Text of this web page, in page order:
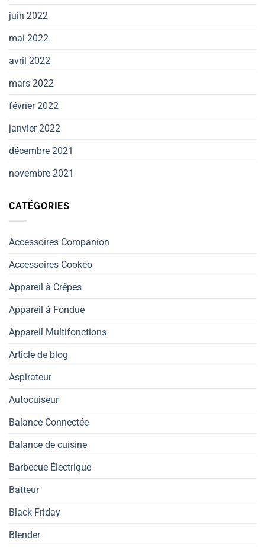
juin 2022
mai 2022
avril 2022
mars 2022
février 2022
janvier 2022
décembre 2021
novembre 2021
CATÉGORIES
Accessoires Companion
Accessoires Cookéo
Appareil à Crêpes
Appareil à Fondue
Appareil Multifonctions
Article de blog
Aspirateur
Autocuiseur
Balance Connectée
Balance de cuisine
Barbecue Électrique
Batteur
Black Friday
Blender